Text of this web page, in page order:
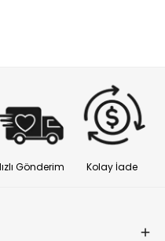
Gönderim Kolay İade